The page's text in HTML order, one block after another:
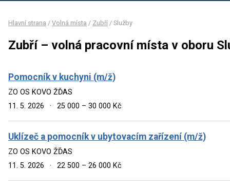
Hlavní strana / Volná místa / Zubří / Služby
Zubří – volná pracovní místa v oboru
Pomocník v kuchyni (m/ž)
ZO OS KOVO ŽĎAS
11. 5. 2026
· 25 000 – 30 000 Kč
Uklízeč a pomocník v ubytovacím zařízení (m/ž)
ZO OS KOVO ŽĎAS
11. 5. 2026
· 22 500 – 26 000 Kč